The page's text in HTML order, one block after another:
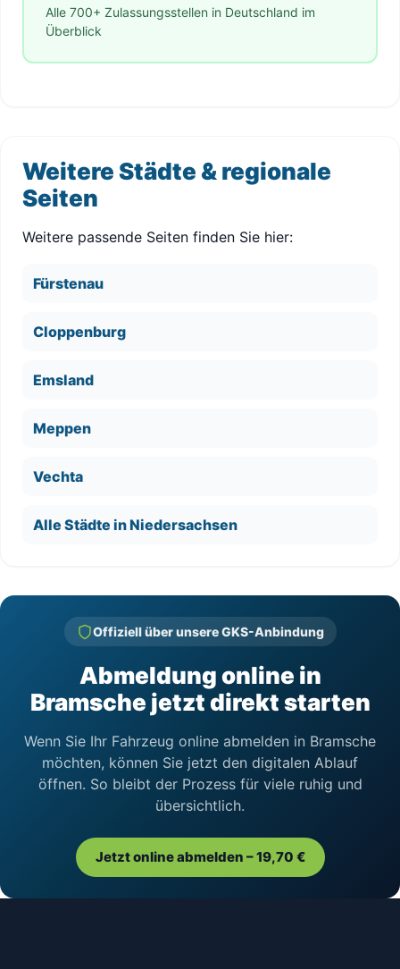
Alle 700+ Zulassungsstellen in Deutschland im
Überblick
Weitere Städte & regionale
Seiten
Weitere passende Seiten finden Sie hier:
Fürstenau
Cloppenburg
Emsland
Meppen
Vechta
Alle Städte in Niedersachsen
Offiziell über unsere GKS-Anbindung
Abmeldung online in
Bramsche jetzt direkt starten
Wenn Sie Ihr Fahrzeug online abmelden in Bramsche
möchten, können Sie jetzt den digitalen Ablauf
öffnen. So bleibt der Prozess für viele ruhig und
übersichtlich.
Jetzt online abmelden – 19,70 €